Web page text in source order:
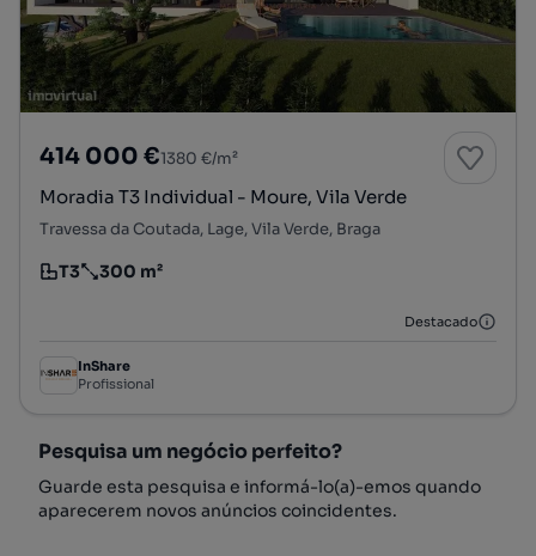
414 000 €1380 €/m²
Moradia T3 Individual - Moure, Vila Verde
Travessa da Coutada, Lage, Vila Verde, Braga
Tipologia
T3
Preço por metro quadrado
300 m²
Destacado
InShare
Profissional
Pesquisa um negócio perfeito?
Guarde esta pesquisa e informá-lo(a)-emos quando
aparecerem novos anúncios coincidentes.